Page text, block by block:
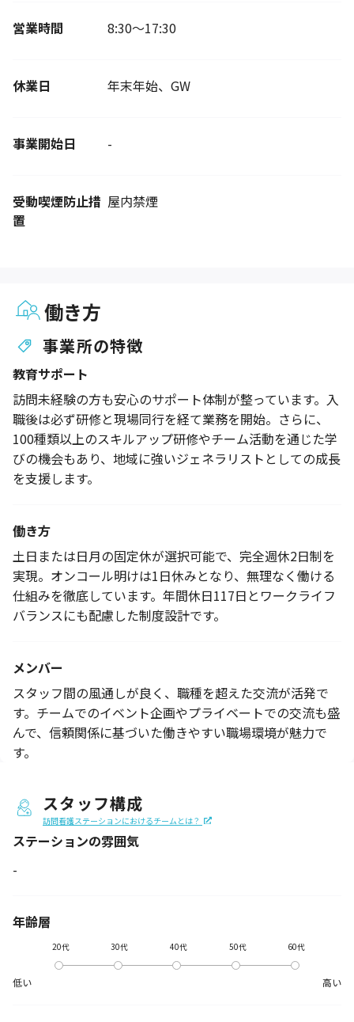
営業時間 8:30〜17:30
休業日 年末年始、GW
事業開始日 -
受動喫煙防止措
置
屋内禁煙
働き方
事業所の特徴
教育サポート
訪問未経験の方も安心のサポート体制が整っています。入
職後は必ず研修と現場同行を経て業務を開始。さらに、
100種類以上のスキルアップ研修やチーム活動を通じた学
びの機会もあり、地域に強いジェネラリストとしての成長
を支援します。
働き方
土日または日月の固定休が選択可能で、完全週休2日制を
実現。オンコール明けは1日休みとなり、無理なく働ける
仕組みを徹底しています。年間休日117日とワークライフ
バランスにも配慮した制度設計です。
メンバー
スタッフ間の風通しが良く、職種を超えた交流が活発で
す。チームでのイベント企画やプライベートでの交流も盛
んで、信頼関係に基づいた働きやすい職場環境が魅力で
す。
スタッフ構成
訪問看護ステーションにおけるチームとは？
ステーションの雰囲気
-
年齢層
低い
20代 30代 40代 50代 60代
高い